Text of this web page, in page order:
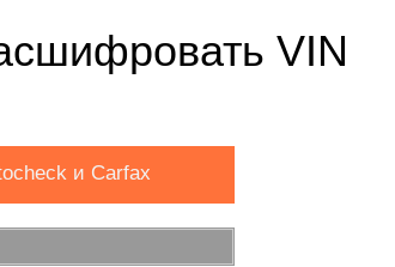
VIN
и Carfax